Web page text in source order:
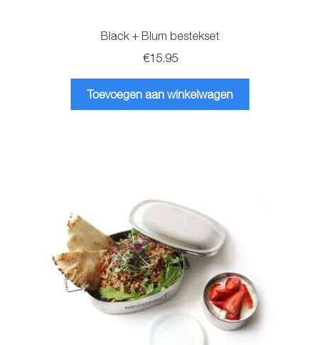
Black + Blum bestekset
€15.95
Toevoegen aan winkelwagen